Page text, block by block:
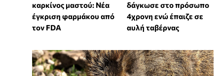
καρκίνος μαστού: Νέα
έγκριση φαρμάκου από
τον FDA
δάγκωσε στο πρόσωπο
4χρονη ενώ έπαιζε σε
αυλή ταβέρνας